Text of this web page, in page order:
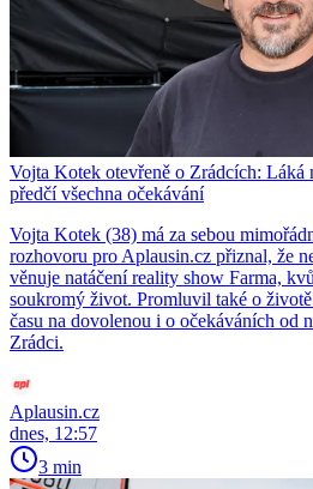
Vojta Kotek otevřeně o Zrádcích: Láká
předčí všechna očekávání
Vojta Kotek (38) má za sebou
rozhovoru pro Aplausin.cz přiznal, že
věnuje natáčení reality show Farma,
soukromý život. Promluvil také o
času na dovolenou i o očekáváních od
Zrádci.
Aplausin.cz
dnes, 12:57
3 min